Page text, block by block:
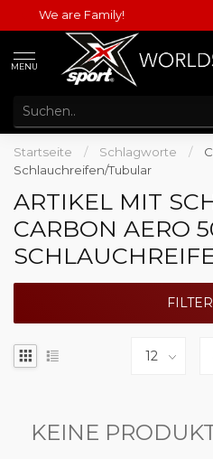
We are Family!
MENU
Startseite / Schlagworte /
Schlauchreifen/Tubular
ARTIKEL MIT
CARBON AERO
FILTER
KEINE